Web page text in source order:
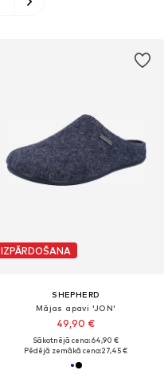
IZPĀRDOŠANA
SHEPHERD
Mājas apavi 'JON'
49,90 €
Sākotnējā cena: 64,90 €
Pēdējā zemākā cena:27,45 €